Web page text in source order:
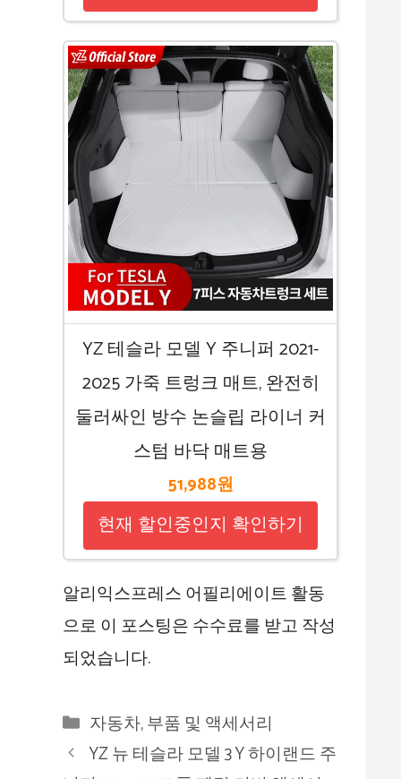
YZ 테슬라 모델 Y 주니퍼 2021-
2025 가죽 트렁크 매트, 완전히
둘러싸인 방수 논슬립 라이너 커
스텀 바닥 매트용
51,988원
현재 할인중인지 확인하기
알리익스프레스 어필리에이트 활동
으로 이 포스팅은 수수료를 받고 작성
되었습니다.
카
테
고
자동차, 부품 및 액세서리
YZ 뉴 테슬라 모델 3 Y 하이랜드 주